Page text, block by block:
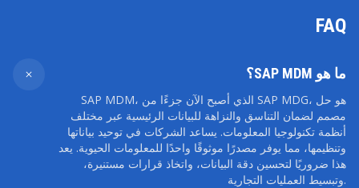
FAQ
ما هو SAP MDM؟
SAP MDM، الذي أصبح الآن جزءًا من SAP MDG، هو حل
مصمم لضمان التناسق والنزاهة للبيانات الرئيسية عبر مختلف
أنظمة تكنولوجيا المعلومات. يساعد الشركات في توحيد بياناتها
وتنظيمها، مما يوفر مصدرًا موثوقًا واحدًا للمعلومات الحيوية. يعد
هذا ضروريًا لتحسين دقة البيانات، واتخاذ قرارات مستنيرة،
وتبسيط العمليات التجارية.